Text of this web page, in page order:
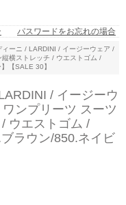
パスワードをお忘れの場合
ィーニ / LARDINI / イージーウェア /
横ストレッチ / ウエストゴム /
【SALE 30】
/ イージーウ
ンプリーツ スーツ
ウエストゴム /
ラウン/850.ネイビ